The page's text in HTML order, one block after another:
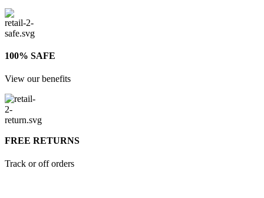
100% SAFE
View our benefits
FREE RETURNS
Track or off orders